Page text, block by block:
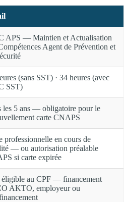
APS — Maintien et Actualisation
Agent de Prévention et
(sans SST) · 34 heures (avec
SST)
les 5 ans — obligatoire pour le
carte CNAPS
professionnelle en cours de
— ou autorisation préalable
si carte expirée
au CPF — financement
AKTO, employeur ou